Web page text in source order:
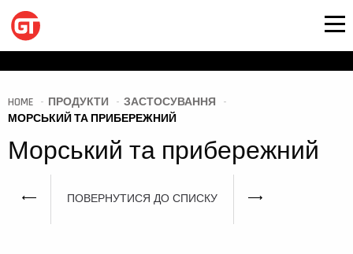
HOME ПРОДУКТИ
ЗАСТОСУВАННЯ
МОРСЬКИЙ ТА ПРИБЕРЕЖНИЙ
Морський та прибережний
ПОВЕРНУТИСЯ ДО СПИСКУ